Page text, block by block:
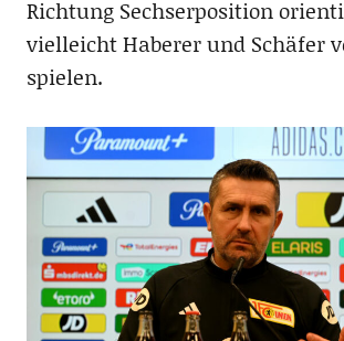
Richtung Sechserposition
vielleicht Haberer und Schäfer
spielen.